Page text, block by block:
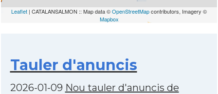
Leaflet | CATALANSALMON :: Map data ©OpenStreetMapcontributors, Imagery ©
Mapbox
Tauler d'anuncis
2026-01-09 Nou tauler d'anuncis de